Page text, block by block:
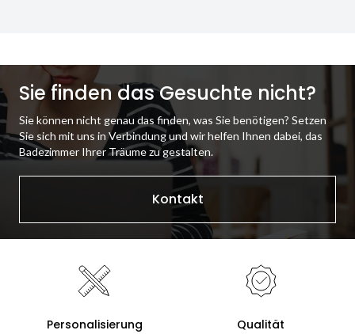
Sie finden das Gesuchte nicht?
Sie können nicht genau das finden, was Sie benötigen? Setzen
Sie sich mit uns in Verbindung und wir helfen Ihnen dabei, das
Badezimmer Ihrer Träume zu gestalten.
Kontakt
Personalisierung Qualität